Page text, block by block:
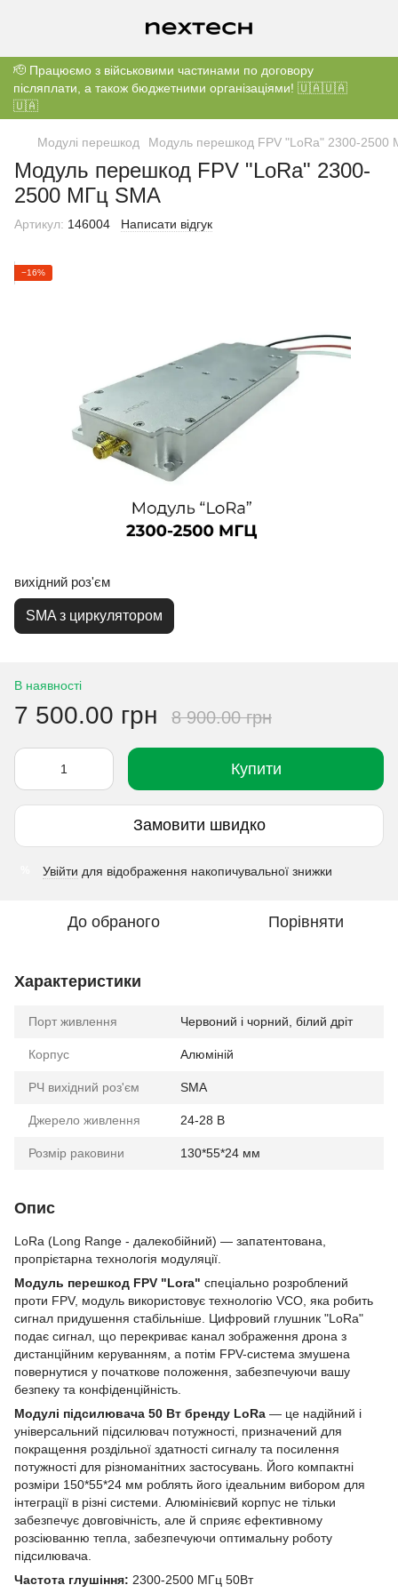
🫡 Працюємо з військовими частинами по договору
післяплати, а також бюджетними організаціями! 🇺🇦🇺🇦
🇺🇦
Модулі перешкод Модуль перешкод FPV "LoRa" 2300-2500
Модуль перешкод FPV "LoRa" 2300-
2500 МГц SMA
Артикул: 146004 Написати відгук
−16%
вихідний роз'єм
SMA з циркулятором
В наявності
7 500.00 грн 8 900.00 грн
Купити
Замовити швидко
Увійти для відображення накопичувальної знижки
До обраного Порівняти
Характеристики
Порт живлення Червоний і чорний, білий дріт
Корпус Алюміній
РЧ вихідний роз'єм SMA
Джерело живлення 24-28 В
Розмір раковини 130*55*24 мм
Опис
LoRa (Long Range - далекобійний) — запатентована,
пропрієтарна технологія модуляції.
Модуль перешкод FPV "Lora" спеціально розроблений
проти FPV, модуль використовує технологію VCO, яка робить
сигнал придушення стабільніше. Цифровий глушник "LoRa"
подає сигнал, що перекриває канал зображення дрона з
дистанційним керуванням, а потім FPV-система змушена
повернутися у початкове положення, забезпечуючи вашу
безпеку та конфіденційність.
Модулі підсилювача 50 Вт бренду LoRa — це надійний і
універсальний підсилювач потужності, призначений для
покращення роздільної здатності сигналу та посилення
потужності для різноманітних застосувань. Його компактні
розміри 150*55*24 мм роблять його ідеальним вибором для
інтеграції в різні системи. Алюмінієвий корпус не тільки
забезпечує довговічність, але й сприяє ефективному
розсіюванню тепла, забезпечуючи оптимальну роботу
підсилювача.
Частота глушіння: 2300-2500 МГц 50Вт